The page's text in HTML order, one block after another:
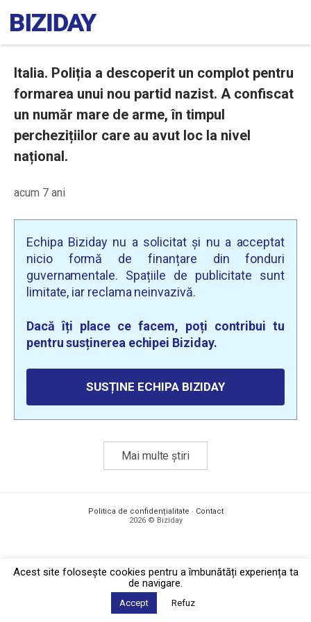
Italia. Poliția a descoperit un complot pentru
formarea unui nou partid nazist. A confiscat
un număr mare de arme, în timpul
perchezițiilor care au avut loc la nivel
național.
acum 7 ani
Echipa Biziday nu a solicitat și nu a acceptat
nicio formă de finanțare din fonduri
guvernamentale. Spațiile de publicitate sunt
limitate, iar reclama neinvazivă.
Dacă îți place ce facem, poți contribui tu
pentru susținerea echipei Biziday.
SUSȚINE ECHIPA BIZIDAY
Mai multe știri
Politica de confidențialitate · Contact
2026 © Biziday
Acest site foloseşte cookies pentru a îmbunătăți experiența ta
de navigare.
Accept Refuz